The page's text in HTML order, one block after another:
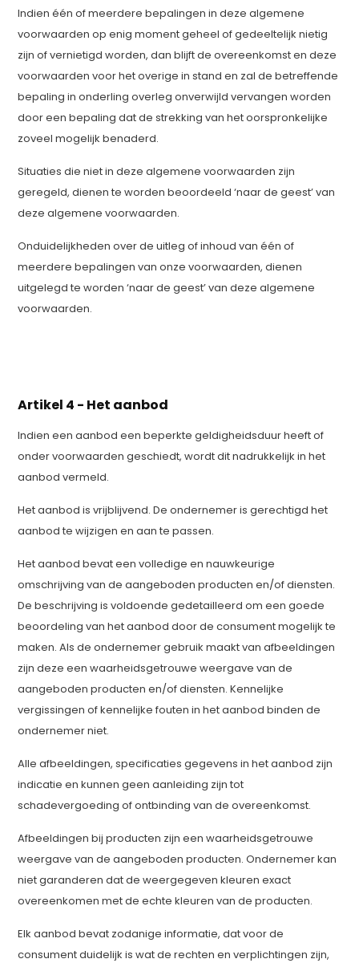
Indien één of meerdere bepalingen in deze algemene
voorwaarden op enig moment geheel of gedeeltelijk nietig
zijn of vernietigd worden, dan blijft de overeenkomst en deze
voorwaarden voor het overige in stand en zal de betreffende
bepaling in onderling overleg onverwijld vervangen worden
door een bepaling dat de strekking van het oorspronkelijke
zoveel mogelijk benaderd.
Situaties die niet in deze algemene voorwaarden zijn
geregeld, dienen te worden beoordeeld ‘naar de geest’ van
deze algemene voorwaarden.
Onduidelijkheden over de uitleg of inhoud van één of
meerdere bepalingen van onze voorwaarden, dienen
uitgelegd te worden ‘naar de geest’ van deze algemene
voorwaarden.
Artikel 4 - Het aanbod
Indien een aanbod een beperkte geldigheidsduur heeft of
onder voorwaarden geschiedt, wordt dit nadrukkelijk in het
aanbod vermeld.
Het aanbod is vrijblijvend. De ondernemer is gerechtigd het
aanbod te wijzigen en aan te passen.
Het aanbod bevat een volledige en nauwkeurige
omschrijving van de aangeboden producten en/of diensten.
De beschrijving is voldoende gedetailleerd om een goede
beoordeling van het aanbod door de consument mogelijk te
maken. Als de ondernemer gebruik maakt van afbeeldingen
zijn deze een waarheidsgetrouwe weergave van de
aangeboden producten en/of diensten. Kennelijke
vergissingen of kennelijke fouten in het aanbod binden de
ondernemer niet.
Alle afbeeldingen, specificaties gegevens in het aanbod zijn
indicatie en kunnen geen aanleiding zijn tot
schadevergoeding of ontbinding van de overeenkomst.
Afbeeldingen bij producten zijn een waarheidsgetrouwe
weergave van de aangeboden producten. Ondernemer kan
niet garanderen dat de weergegeven kleuren exact
overeenkomen met de echte kleuren van de producten.
Elk aanbod bevat zodanige informatie, dat voor de
consument duidelijk is wat de rechten en verplichtingen zijn,